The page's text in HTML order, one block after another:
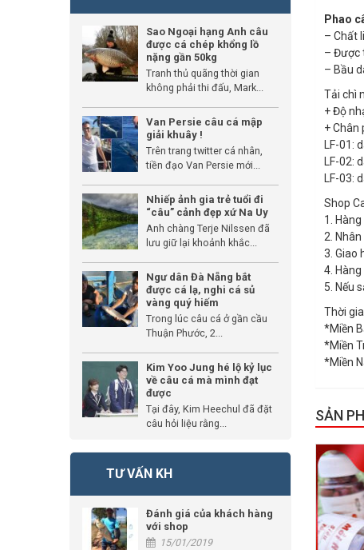
Phao
– Chất
– Được
– Bầu
Tải chì
+ Độ
+ Chân
LF-01:
LF-02:
LF-03:
Shop
1.
2.
3. Giao
4.
5. Nếu
Thời
*Miền
*Miền
*Miền
SẢN
GIẢM GIÁ!
Sao Ngoại hạng Anh câu
được cá chép khổng lồ
nặng gần 50kg
Tranh thủ quãng thời gian
không phải thi đấu, Mark...
Van Persie câu cá mập
giải khuây !
Trên trang twitter cá nhân,
tiền đạo Van Persie mới...
Nhiếp ảnh gia trẻ tuổi đi
“câu” cảnh đẹp xứ Na Uy
Anh chàng Terje Nilssen đã
lưu giữ lại khoảnh khắc...
Ngư dân Đà Nẵng bắt
được cá lạ, nghi cá sủ
vàng quý hiếm
Trong lúc câu cá ở gần cầu
Thuận Phước, 2...
Kim Yoo Jung hé lộ kỷ lục
về câu cá mà mình đạt
được
Tại đây, Kim Heechul đã đặt
câu hỏi liệu rằng...
TƯ VẤN KH
Đánh giá của khách hàng
với shop
15/01/2019